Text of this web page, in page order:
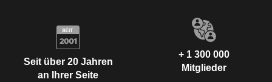
Seit über 20 Jahren
an Ihrer Seite
+ 1 300 000
Mitglieder